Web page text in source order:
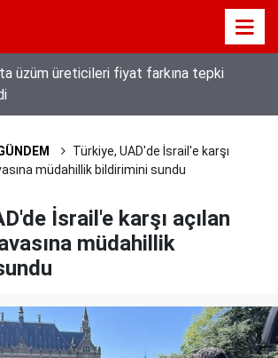
üzüm üreticileri fiyat farkına tepki
Türkiye, UAD'de İsrail'e karşı
müdahillik bildirimini sundu
İsrail'e karşı açılan
müdahillik